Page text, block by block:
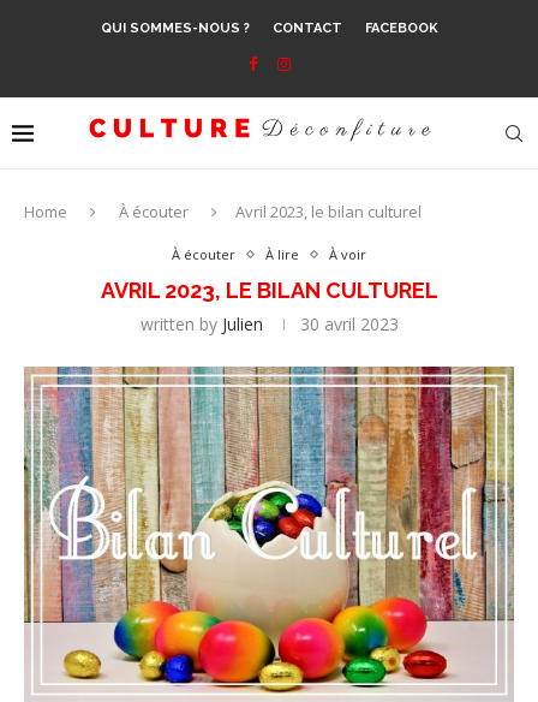
QUI SOMMES-NOUS ? CONTACT FACEBOOK
Home À écouter Avril 2023, le bilan culturel
À écouter À lire À voir
AVRIL 2023, LE BILAN CULTUREL
written by Julien 30 avril 2023